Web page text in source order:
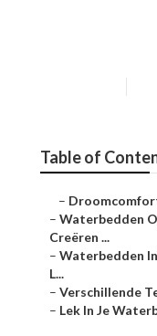
Table of
–
– Waterbedden
Creëren ...
– Waterbedden
L...
– Verschillende
– Lek In Je